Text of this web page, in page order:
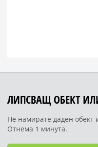
ЛИПСВАЩ ОБЕКТ
Не намирате даден обект
Отнема 1 минута.